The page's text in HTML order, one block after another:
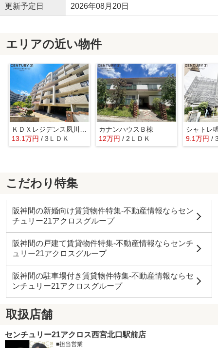
更新予定日 2026年08月20日
エリアの近い物件
13.1万円 / 3ＬＤＫ
カナンハウスＢ棟
12万円/ 2ＬＤＫ
シャトレ
9.1万円/
こだわり特集
阪神間の新婚向け賃貸物件特集-不動産情報ならセン
チュリー21アクロスグループ
阪神間の戸建て賃貸物件特集-不動産情報ならセンチ
ュリー21アクロスグループ
阪神間の駐車場付き賃貸物件特集-不動産情報ならセ
ンチュリー21アクロスグループ
取扱店舗
センチュリー21アクロス西宮北口駅前店
■担当営業